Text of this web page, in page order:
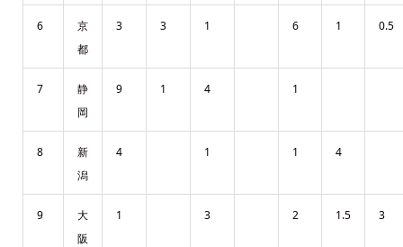
6
京
都
3 3 1 6 1 0.5
7
静
岡
9 1 4 1
8
新
潟
4 1 1 4
9
大
阪
1 3 2 1.5 3